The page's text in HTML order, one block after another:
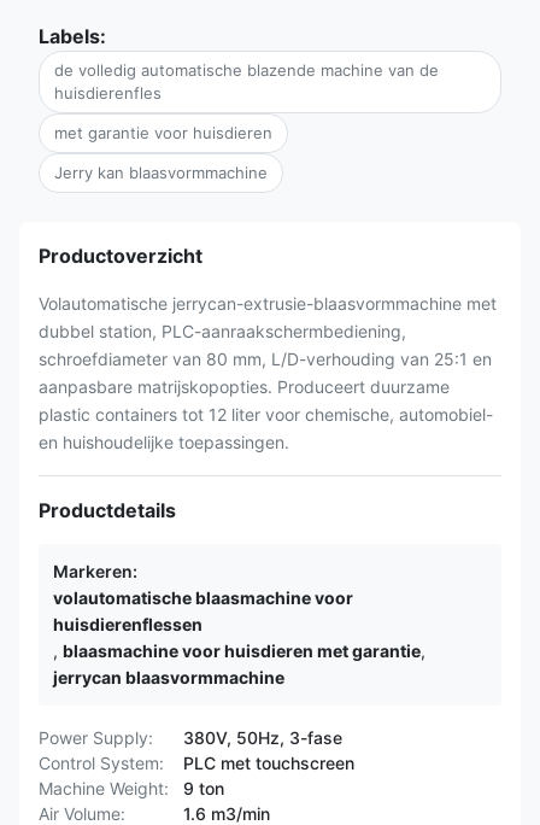
Labels:
de volledig automatische blazende machine van de
huisdierenfles
met garantie voor huisdieren
Jerry kan blaasvormmachine
Productoverzicht
Volautomatische jerrycan-extrusie-blaasvormmachine met
dubbel station, PLC-aanraakschermbediening,
schroefdiameter van 80 mm, L/D-verhouding van 25:1 en
aanpasbare matrijskopopties. Produceert duurzame
plastic containers tot 12 liter voor chemische, automobiel-
en huishoudelijke toepassingen.
Productdetails
Markeren:
volautomatische blaasmachine voor
huisdierenflessen
, blaasmachine voor huisdieren met garantie,
jerrycan blaasvormmachine
Power Supply:
380V, 50Hz, 3-fase
Control System:
PLC met touchscreen
Machine Weight:
9 ton
Air Volume:
1.6 m3/min